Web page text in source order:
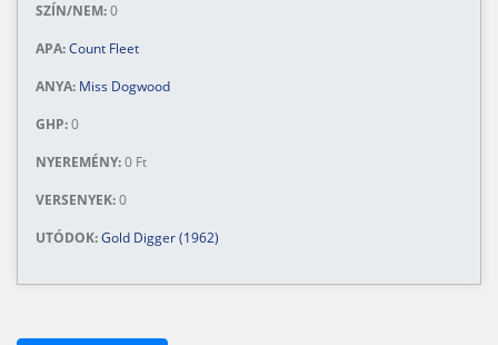
SZÍN/NEM:0
APA:Count Fleet
ANYA: Miss Dogwood
GHP:0
NYEREMÉNY:0 Ft
VERSENYEK:0
UTÓDOK:Gold Digger (1962)